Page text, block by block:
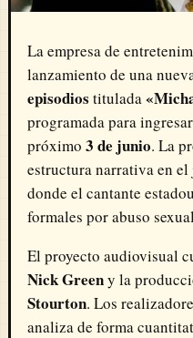
La empresa de
lanzamiento de una
episodios titulada
programada para
próximo 3 de junio. La
estructura narrativa en
donde el cantante
formales por abuso
El proyecto audiovisual
Nick Greeny la
Stourton. Los
analiza de forma